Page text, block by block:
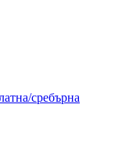
сребърна